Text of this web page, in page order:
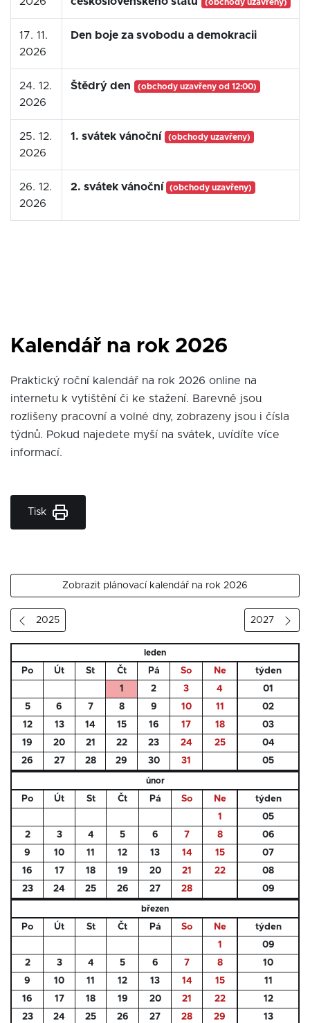
(obchody uzavřeny)
17. 11.
2026
Den boje za svobodu a demokracii
24. 12.
2026
Štědrý den (obchody uzavřeny od 12:00)
25. 12.
2026
1. svátek vánoční (obchody uzavřeny)
26. 12.
2026
2. svátek vánoční (obchody uzavřeny)
Kalendář na rok 2026
Praktický roční kalendář na rok 2026 online na
internetu k vytištění či ke stažení. Barevně jsou
rozlišeny pracovní a volné dny, zobrazeny jsou i čísla
týdnů. Pokud najedete myší na svátek, uvídíte více
informací.
Tisk
Zobrazit plánovací kalendář na rok 2026
2025 2027
leden
Po Út St Čt Pá So Ne
týden
1
2 3 4
01
5
6 7 8 9 10 11
02
12
13 14 15 16 17 18
03
19
20 21 22 23 24 25
04
26
27 28 29 30 31 05
únor
Po Út St Čt Pá So Ne
týden
1
05
2
3 4 5 6 7 8
06
9
10 11 12 13 14 15
07
16
17 18 19 20 21 22
08
23
24 25 26 27 28 09
březen
Po Út St Čt Pá So Ne
týden
1
09
2
3 4 5 6 7 8
10
9
10 11 12 13 14 15
11
16
17 18 19 20 21 22
12
23
24 25 26 27 28 29
13